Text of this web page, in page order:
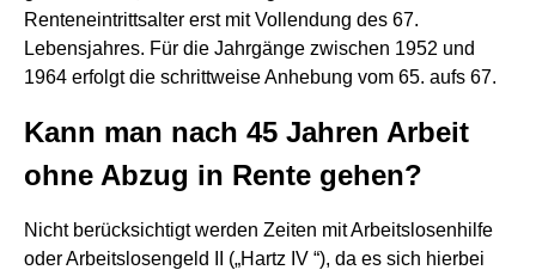
Renteneintrittsalter erst mit Vollendung des 67.
Lebensjahres. Für die Jahrgänge zwischen 1952 und
1964 erfolgt die schrittweise Anhebung vom 65. aufs 67.
Kann man nach 45 Jahren Arbeit
ohne Abzug in Rente gehen?
Nicht berücksichtigt werden Zeiten mit Arbeitslosenhilfe
oder Arbeitslosengeld II („Hartz IV “), da es sich hierbei